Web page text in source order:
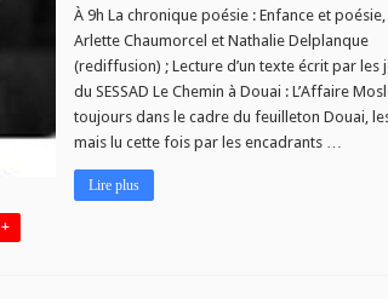
À 9h La chronique poésie : Enfance et
Arlette Chaumorcel et Nathalie Delplanque
(rediffusion) ; Lecture d’un texte écrit par les
du SESSAD Le Chemin à Douai : L’Affaire
toujours dans le cadre du feuilleton Douai,
mais lu cette fois par les encadrants …
Lire plus